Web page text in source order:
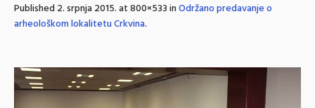
Published2. srpnja 2015.at 800×533 inOdržano predavanje o
arheološkom lokalitetu Crkvina.